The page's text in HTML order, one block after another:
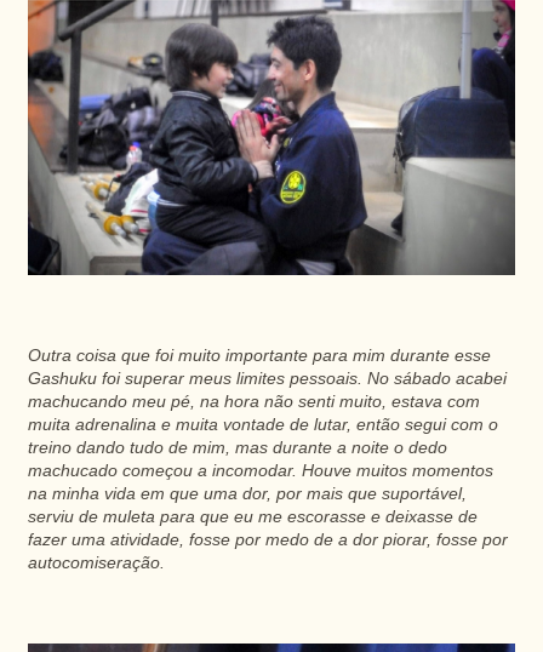
Outra coisa que foi muito importante para mim durante esse
Gashuku foi superar meus limites pessoais. No sábado acabei
machucando meu pé, na hora não senti muito, estava com
muita adrenalina e muita vontade de lutar, então segui com o
treino dando tudo de mim, mas durante a noite o dedo
machucado começou a incomodar. Houve muitos momentos
na minha vida em que uma dor, por mais que suportável,
serviu de muleta para que eu me escorasse e deixasse de
fazer uma atividade, fosse por medo de a dor piorar, fosse por
autocomiseração.